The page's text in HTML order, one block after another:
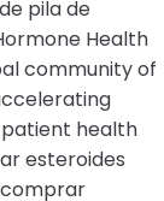
pila de
Health
community of
health
esteroides